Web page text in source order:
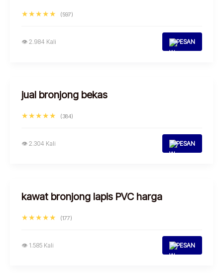
★★★★★ (597)
👁 2.984 Kali PESAN
jual bronjong bekas
★★★★★ (384)
👁 2.304 Kali PESAN
kawat bronjong lapis PVC harga
★★★★★ (177)
👁 1.585 Kali PESAN